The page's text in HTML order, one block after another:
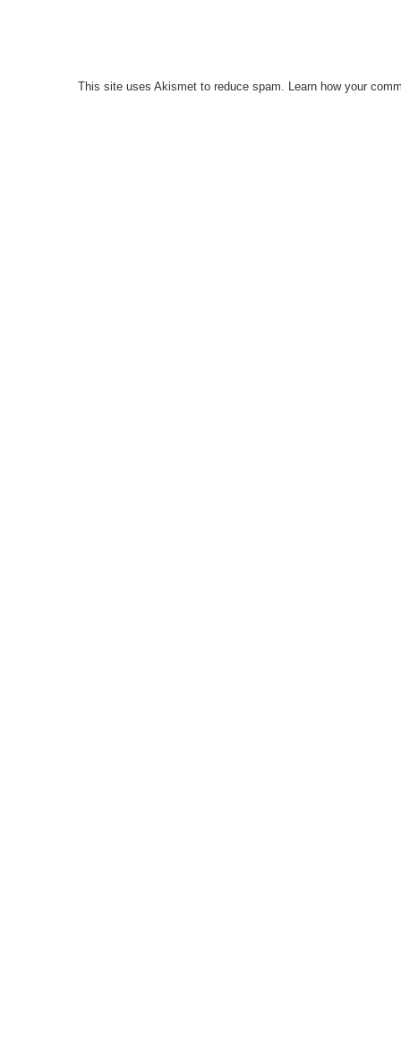
This site uses Akismet to reduce spam. Learn how your